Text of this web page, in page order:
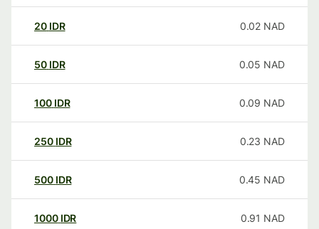
20 IDR 0.02 NAD
50 IDR 0.05 NAD
100 IDR 0.09 NAD
250 IDR 0.23 NAD
500 IDR 0.45 NAD
1000 IDR 0.91 NAD